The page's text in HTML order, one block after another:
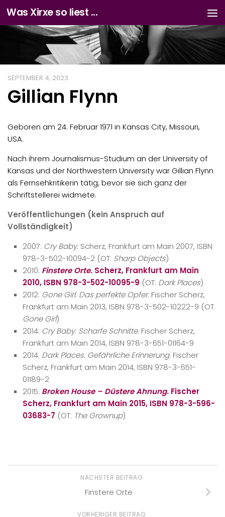
Zum Inhalt springen
Was Xirxe so liest ...
SEPTEMBER 4, 2023
Gillian Flynn
Geboren am 24. Februar 1971 in Kansas City, Missouri,
USA.
Nach ihrem Journalismus-Studium an der University of
Kansas und der Northwestern University war Gillian Flynn
als Fernsehkritikerin tätig, bevor sie sich ganz der
Schriftstellerei widmete.
Veröffentlichungen (kein Anspruch auf
Vollständigkeit)
2007: Cry Baby. Scherz, Frankfurt am Main 2007, ISBN
978-3-502-10094-2 (OT: Sharp Objects)
2010: Finstere Orte. Scherz, Frankfurt am Main
2010, ISBN 978-3-502-10095-9 (OT: Dark Places)
2012: Gone Girl. Das perfekte Opfer. Fischer Scherz,
Frankfurt am Main 2013, ISBN 978-3-502-10222-9 (OT:
Gone Girl)
2014: Cry Baby. Scharfe Schnitte. Fischer Scherz,
Frankfurt am Main 2014, ISBN 978-3-651-01164-9
2014: Dark Places. Gefährliche Erinnerung. Fischer
Scherz, Frankfurt am Main 2014, ISBN 978-3-651-
01189-2
2015: Broken House – Düstere Ahnung. Fischer
Scherz, Frankfurt am Main 2015, ISBN 978-3-596-
03683-7 (OT: The Grownup)
NÄCHSTER BEITRAG
Finstere Orte
VORHERIGER BEITRAG